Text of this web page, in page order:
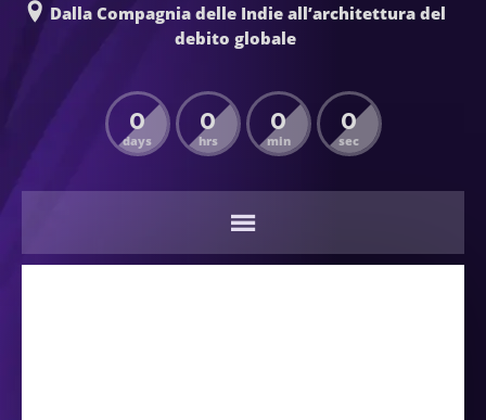
Dalla Compagnia delle Indie all’architettura del
debito globale
0
days
0
hrs
0
min
0
sec